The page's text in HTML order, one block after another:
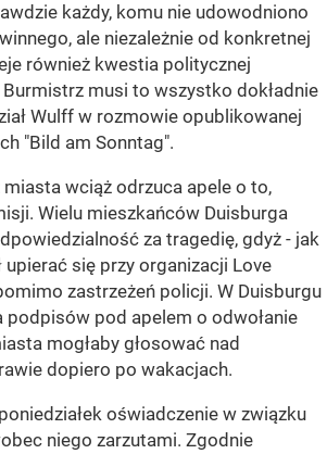
każdy, komu nie udowodniono
ale niezależnie od konkretnej
również kwestia politycznej
musi to wszystko dokładnie
Wulff w rozmowie opublikowanej
"Bild am Sonntag".
wciąż odrzuca apele o to,
Wielu mieszkańców Duisburga
za tragedię, gdyż - jak
upierać się przy organizacji Love
zastrzeżeń policji. W Duisburgu
podpisów pod apelem o odwołanie
mogłaby głosować nad
dopiero po wakacjach.
oświadczenie w związku
niego zarzutami. Zgodnie